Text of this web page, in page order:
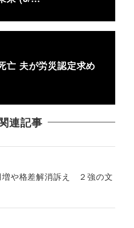
亡 夫が労災認定求め
連記事
増や格差解消訴え ２強の文